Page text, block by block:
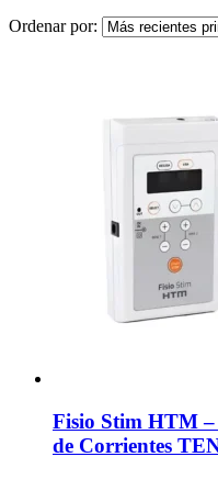
Ordenar por:
Fisio Stim HTM
de Corrientes